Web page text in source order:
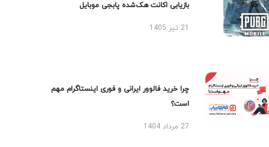
بازیابی اکانت هک‌شده پابجی موبایل
چرا خرید فالوور ایرانی و فوری اینستاگرام مهم
است؟
27 مرداد 1404